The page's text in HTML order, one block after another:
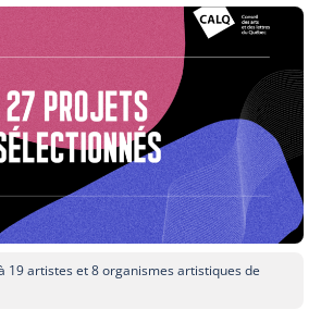
19 artistes et 8 organismes artistiques de